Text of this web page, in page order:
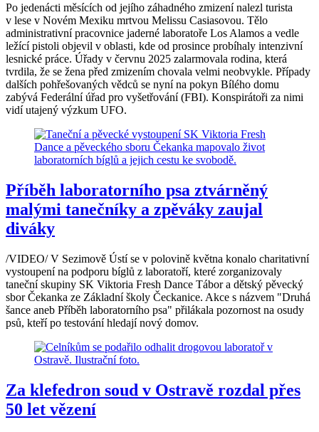
Po jedenácti měsících od jejího záhadného zmizení nalezl turista
v lese v Novém Mexiku mrtvou Melissu Casiasovou. Tělo
administrativní pracovnice jaderné laboratoře Los Alamos a vedle
ležící pistoli objevil v oblasti, kde od prosince probíhaly intenzivní
lesnické práce. Úřady v červnu 2025 zalarmovala rodina, která
tvrdila, že se žena před zmizením chovala velmi neobvykle. Případy
dalších pohřešovaných vědců se nyní na pokyn Bílého domu
zabývá Federální úřad pro vyšetřování (FBI). Konspirátoři za nimi
vidí utajený výzkum UFO.
Příběh laboratorního psa ztvárněný
malými tanečníky a zpěváky zaujal
diváky
/VIDEO/ V Sezimově Ústí se v polovině května konalo charitativní
vystoupení na podporu bíglů z laboratoří, které zorganizovaly
taneční skupiny SK Viktoria Fresh Dance Tábor a dětský pěvecký
sbor Čekanka ze Základní školy Čeckanice. Akce s názvem "Druhá
šance aneb Příběh laboratorního psa" přilákala pozornost na osudy
psů, kteří po testování hledají nový domov.
Za klefedron soud v Ostravě rozdal přes
50 let vězení